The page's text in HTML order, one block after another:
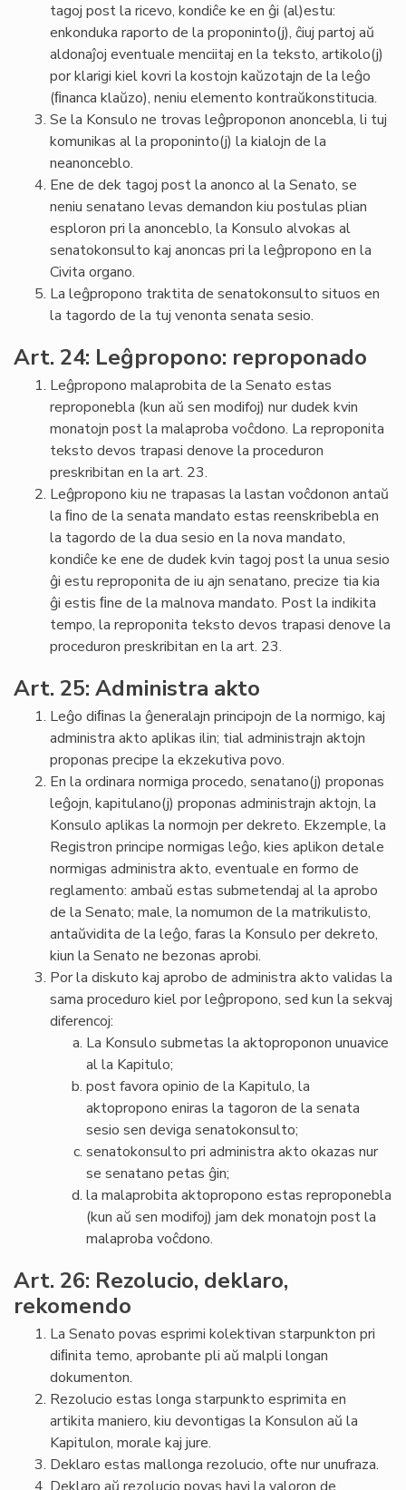
tagoj post la ricevo, kondiĉe ke en ĝi (al)estu:
enkonduka raporto de la proponinto(j), ĉiuj partoj aŭ
aldonaĵoj eventuale menciitaj en la teksto, artikolo(j)
por klarigi kiel kovri la kostojn kaŭzotajn de la leĝo
(ﬁnanca klaŭzo), neniu elemento kontraŭkonstitucia.
Se la Konsulo ne trovas leĝproponon anoncebla, li tuj
komunikas al la proponinto(j) la kialojn de la
neanonceblo.
Ene de dek tagoj post la anonco al la Senato, se
neniu senatano levas demandon kiu postulas plian
esploron pri la anonceblo, la Konsulo alvokas al
senatokonsulto kaj anoncas pri la leĝpropono en la
Civita organo.
La leĝpropono traktita de senatokonsulto situos en
la tagordo de la tuj venonta senata sesio.
Art. 24: Leĝpropono: reproponado
Leĝpropono malaprobita de la Senato estas
reproponebla (kun aŭ sen modifoj) nur dudek kvin
monatojn post la malaproba voĉdono. La reproponita
teksto devos trapasi denove la proceduron
preskribitan en la art. 23.
Leĝpropono kiu ne trapasas la lastan voĉdonon antaŭ
la ﬁno de la senata mandato estas reenskribebla en
la tagordo de la dua sesio en la nova mandato,
kondiĉe ke ene de dudek kvin tagoj post la unua sesio
ĝi estu reproponita de iu ajn senatano, precize tia kia
ĝi estis ﬁne de la malnova mandato. Post la indikita
tempo, la reproponita teksto devos trapasi denove la
proceduron preskribitan en la art. 23.
Art. 25: Administra akto
Leĝo diﬁnas la ĝeneralajn principojn de la normigo, kaj
administra akto aplikas ilin; tial administrajn aktojn
proponas precipe la ekzekutiva povo.
En la ordinara normiga procedo, senatano(j) proponas
leĝojn, kapitulano(j) proponas administrajn aktojn, la
Konsulo aplikas la normojn per dekreto. Ekzemple, la
Registron principe normigas leĝo, kies aplikon detale
normigas administra akto, eventuale en formo de
reglamento: ambaŭ estas submetendaj al la aprobo
de la Senato; male, la nomumon de la matrikulisto,
antaŭvidita de la leĝo, faras la Konsulo per dekreto,
kiun la Senato ne bezonas aprobi.
Por la diskuto kaj aprobo de administra akto validas la
sama proceduro kiel por leĝpropono, sed kun la sekvaj
diferencoj:
La Konsulo submetas la aktoproponon unuavice
al la Kapitulo;
post favora opinio de la Kapitulo, la
aktopropono eniras la tagoron de la senata
sesio sen deviga senatokonsulto;
senatokonsulto pri administra akto okazas nur
se senatano petas ĝin;
la malaprobita aktopropono estas reproponebla
(kun aŭ sen modifoj) jam dek monatojn post la
malaproba voĉdono.
Art. 26: Rezolucio, deklaro,
rekomendo
La Senato povas esprimi kolektivan starpunkton pri
diﬁnita temo, aprobante pli aŭ malpli longan
dokumenton.
Rezolucio estas longa starpunkto esprimita en
artikita maniero, kiu devontigas la Konsulon aŭ la
Kapitulon, morale kaj jure.
Deklaro estas mallonga rezolucio, ofte nur unufraza.